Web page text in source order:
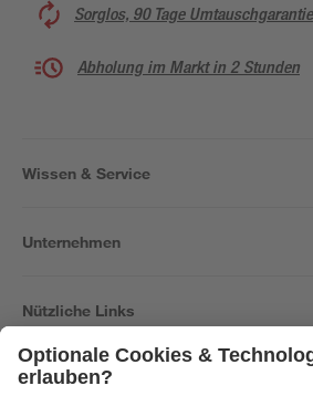
Sorglos, 90 Tage Umtauschgarantie
Abholung im Markt in 2 Stunden
Wissen & Service
Unternehmen
Nützliche Links